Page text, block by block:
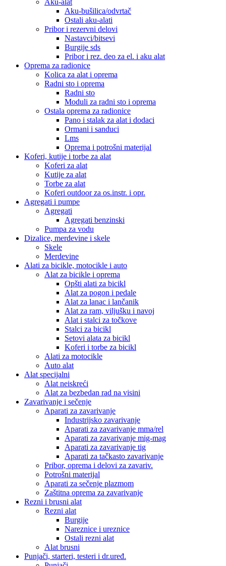
Aku-alat
Aku-bušilica/odvrtač
Ostali aku-alati
Pribor i rezervni delovi
Nastavci/bitsevi
Burgije sds
Pribor i rez. deo za el. i aku alat
Oprema za radionice
Kolica za alat i oprema
Radni sto i oprema
Radni sto
Moduli za radni sto i oprema
Ostala oprema za radionice
Pano i stalak za alat i dodaci
Ormani i sanduci
Lms
Oprema i potrošni materijal
Koferi, kutije i torbe za alat
Koferi za alat
Kutije za alat
Torbe za alat
Koferi outdoor za os.instr. i opr.
Agregati i pumpe
Agregati
Agregati benzinski
Pumpa za vodu
Dizalice, merdevine i skele
Skele
Merdevine
Alati za bicikle, motocikle i auto
Alat za bicikle i oprema
Opšti alati za bicikl
Alat za pogon i pedale
Alat za lanac i lančanik
Alat za ram, viljušku i navoj
Alat i stalci za točkove
Stalci za bicikl
Setovi alata za bicikl
Koferi i torbe za bicikl
Alati za motocikle
Auto alat
Alat specijalni
Alat neiskreći
Alat za bezbedan rad na visini
Zavarivanje i sečenje
Aparati za zavarivanje
Industrijsko zavarivanje
Aparati za zavarivanje mma/rel
Aparati za zavarivanje mig-mag
Aparati za zavarivanje tig
Aparati za tačkasto zavarivanje
Pribor, oprema i delovi za zavariv.
Potrošni materijal
Aparati za sečenje plazmom
Zaštitna oprema za zavarivanje
Rezni i brusni alat
Rezni alat
Burgije
Nareznice i ureznice
Ostali rezni alat
Alat brusni
Punjači, starteri, testeri i dr.uređ.